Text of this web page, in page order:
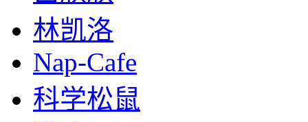
林凯洛
Nap-Cafe
科学松鼠